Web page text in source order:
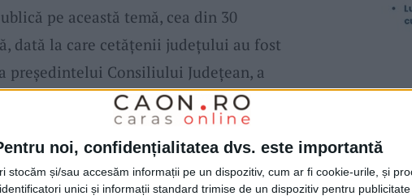
noi, confidențialitatea dvs. este importantă
stocăm și/sau accesăm informații pe un dispozitiv, cum ar fi cookie-urile, și
unici și informații standard trimise de un dispozitiv pentru
pe această temă, cea din 30
dată la care cetățenii județului au fost
președintelui Consiliului Județean, a
și locali, prilej cu care în unele localități
de votanți flotanți, numărul